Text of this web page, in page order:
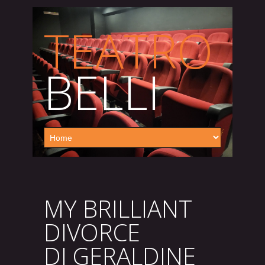
TEATRO
BELLI
MY BRILLIANT
DIVORCE
DI GERALDINE